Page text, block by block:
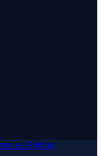
на Python